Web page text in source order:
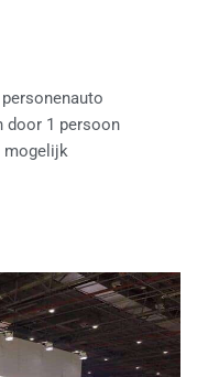
door 1 persoon
mogelijk